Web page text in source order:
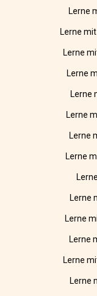
Lerne
Lerne
Lerne
Lerne
Lerne
Lerne
Lerne
Lerne
Lerne
Lerne
Lerne
Lerne
Lerne